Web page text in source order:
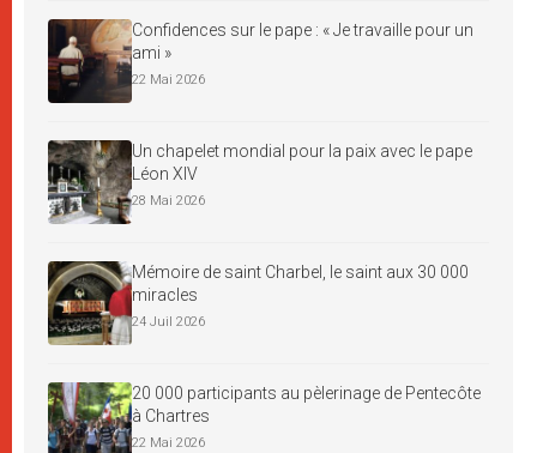
Confidences sur le pape : « Je travaille pour un
ami »
22 Mai 2026
Un chapelet mondial pour la paix avec le pape
Léon XIV
28 Mai 2026
Mémoire de saint Charbel, le saint aux 30 000
miracles
24 Juil 2026
20 000 participants au pèlerinage de Pentecôte
à Chartres
22 Mai 2026